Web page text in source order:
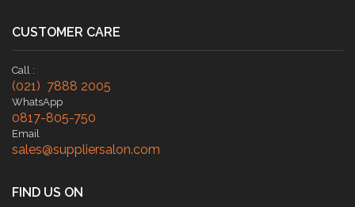
CUSTOMER CARE
Call :
(021) 7888 2005
WhatsApp
0817-805-750
Email
sales@suppliersalon.com
FIND US ON